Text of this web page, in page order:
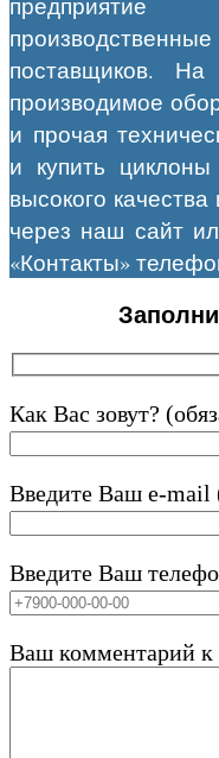
поставщиков.
производимое
и прочая
и купить
высокого
через наш сайт
«Контакты»
Как Вас зовут?
Введите Ваш e-mail
Введите Ваш
Ваш комментарий к